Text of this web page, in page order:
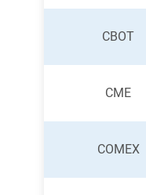
CBOT
CME
COMEX